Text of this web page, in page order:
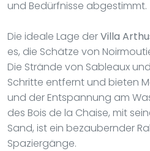
und Bedürfnisse abgestimmt.
Die ideale Lage derVilla
es, die Schätze von
Die Strände von Sableaux
Schritte entfernt und bieten
und der Entspannung am
des Bois de la Chaise, mit
Sand, ist ein bezaubernder
Spaziergänge.